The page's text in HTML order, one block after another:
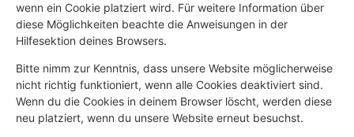
wenn ein Cookie platziert wird. Für weitere Information über
diese Möglichkeiten beachte die Anweisungen in der
Hilfesektion deines Browsers.
Bitte nimm zur Kenntnis, dass unsere Website möglicherweise
nicht richtig funktioniert, wenn alle Cookies deaktiviert sind.
Wenn du die Cookies in deinem Browser löscht, werden diese
neu platziert, wenn du unsere Website erneut besuchst.